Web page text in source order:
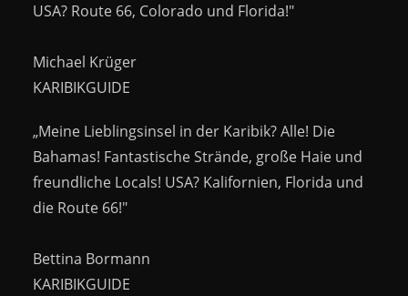
USA? Route 66, Colorado und Florida!"
Michael Krüger
KARIBIKGUIDE
„Meine Lieblingsinsel in der Karibik? Alle! Die
Bahamas! Fantastische Strände, große Haie und
freundliche Locals! USA? Kalifornien, Florida und
die Route 66!"
Bettina Bormann
KARIBIKGUIDE